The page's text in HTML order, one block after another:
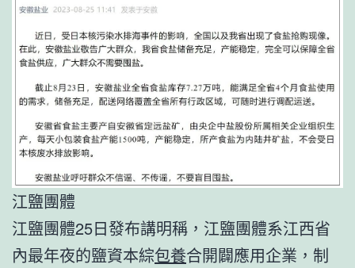
江鹽團體
江鹽團體25日發布講明稱，江鹽團體系江西省
內最年夜的鹽資本綜包養合開闢應用企業，制